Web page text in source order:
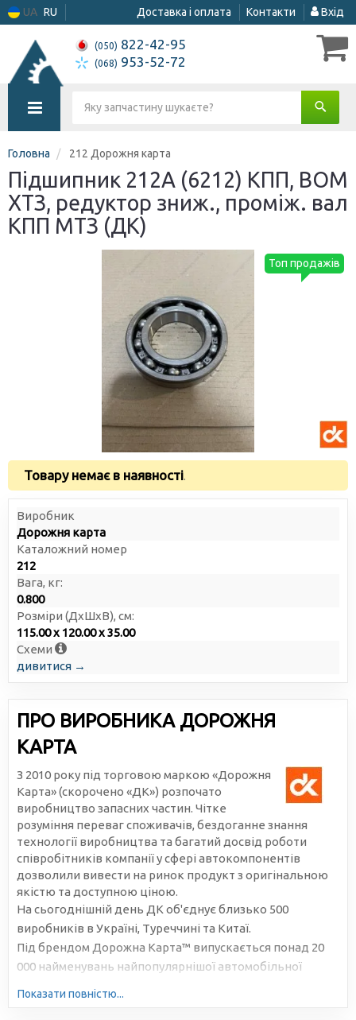
UA RU Доставка і оплата Контакти Вхід
(050) 822-42-95
(068) 953-52-72
Головна 212 Дорожня карта
Підшипник 212А (6212) КПП, ВОМ
ХТЗ, редуктор зниж., проміж. вал
КПП МТЗ (ДК)
Топ продажів
Товару немає в наявності.
Виробник
Дорожня карта
Каталожний номер
212
Вага, кг:
0.800
Розміри (ДxШxВ), см:
115.00 x 120.00 x 35.00
Схеми
дивитися →
ПРО ВИРОБНИКА ДОРОЖНЯ
КАРТА
З 2010 року під торговою маркою «Дорожня
Карта» (скорочено «ДК») розпочато
виробництво запасних частин. Чітке
розуміння переваг споживачів, бездоганне знання
технології виробництва та багатий досвід роботи
співробітників компанії у сфері автокомпонентів
дозволили вивести на ринок продукт з оригінальною
якістю та доступною ціною.
На сьогоднішній день ДК об'єднує близько 500
виробників в Україні, Туреччині та Китаї.
Під брендом Дорожна Карта™ випускається понад 20
000 найменувань найпопулярнішої автомобільної
Показати повністю...